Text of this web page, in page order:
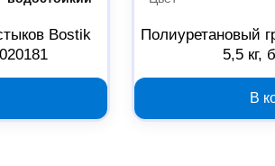
Bostik
Полиуретановый
5,5 кг,
В